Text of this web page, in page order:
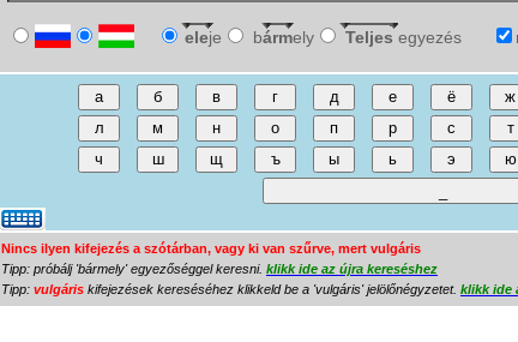
eleje bármely Teljes egyezés
Nincs ilyen kifejezés a szótárban, vagy ki van szűrve, mert vulgáris
Tipp: próbálj 'bármely' egyezőséggel keresni. klikk ide az újra kereséshez
Tipp: vulgáris kifejezések kereséséhez klikkeld be a 'vulgáris' jelölőnégyzetet. klikk ide